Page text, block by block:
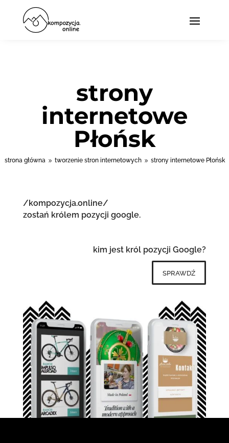
strony
internetowe
Płońsk
strona główna 9 tworzenie stron internetowych 9 strony internetowe Płońsk
/kompozycja.online/
zostań królem pozycji google.
kim jest król pozycji Google?
sprawdź